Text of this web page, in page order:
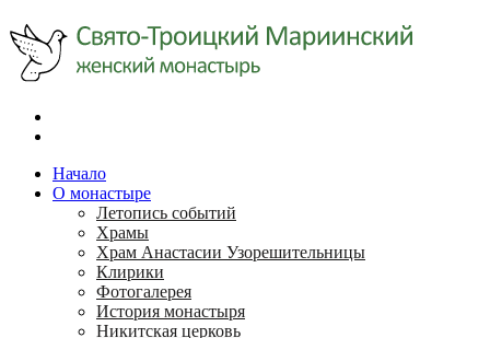
Начало
О монастыре
Летопись событий
Храмы
Храм Анастасии Узорешительницы
Клирики
Фотогалерея
История монастыря
Никитская церковь